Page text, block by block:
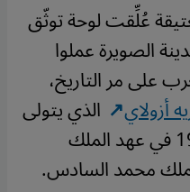
عُلِّقت لوحة توثّق
الصويرة عملوا
على مر التاريخ،
أزولاي الذي يتولى
هذا المنصب منذ سنة 1991 في عهد الملك
محمد السادس.